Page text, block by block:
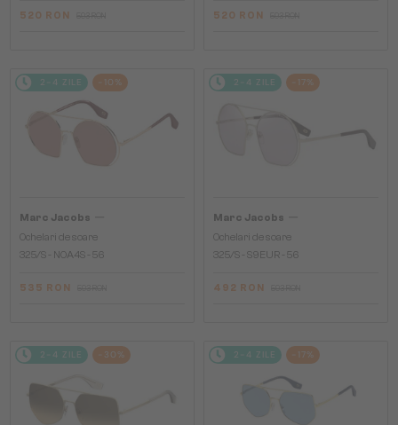
520 RON 520 RON
2-4 ZILE -10%
Marc Jacobs
Ochelari de soare
325/S - NOA4S - 56
535 RON
2-4 ZILE -17%
Marc Jacobs
Ochelari de soare
325/S - S9EUR - 56
492 RON
2-4 ZILE -30% 2-4 ZILE -17%